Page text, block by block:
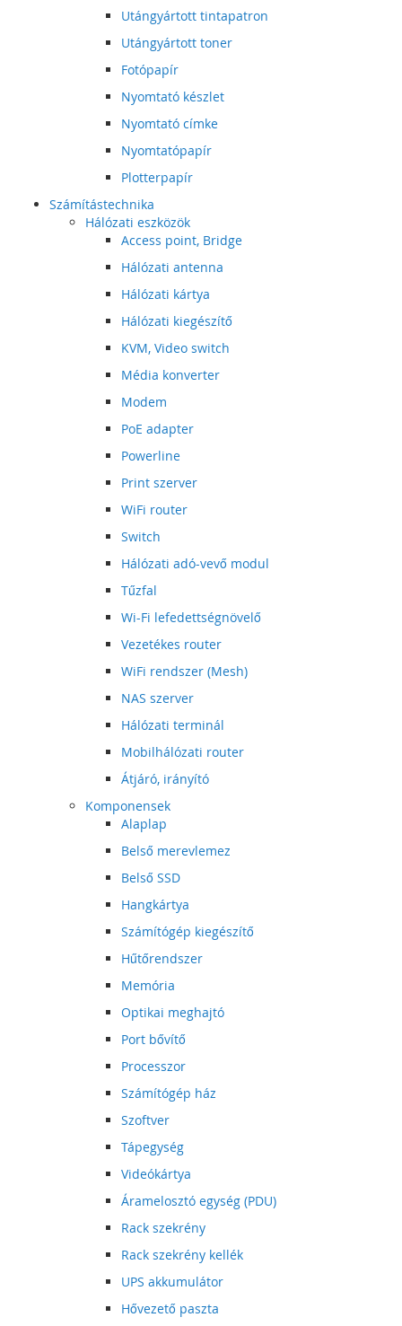
Utángyártott tintapatron
Utángyártott toner
Fotópapír
Nyomtató készlet
Nyomtató címke
Nyomtatópapír
Plotterpapír
Számítástechnika
Hálózati eszközök
Access point, Bridge
Hálózati antenna
Hálózati kártya
Hálózati kiegészítő
KVM, Video switch
Média konverter
Modem
PoE adapter
Powerline
Print szerver
WiFi router
Switch
Hálózati adó-vevő modul
Tűzfal
Wi-Fi lefedettségnövelő
Vezetékes router
WiFi rendszer (Mesh)
NAS szerver
Hálózati terminál
Mobilhálózati router
Átjáró, irányító
Komponensek
Alaplap
Belső merevlemez
Belső SSD
Hangkártya
Számítógép kiegészítő
Hűtőrendszer
Memória
Optikai meghajtó
Port bővítő
Processzor
Számítógép ház
Szoftver
Tápegység
Videókártya
Áramelosztó egység (PDU)
Rack szekrény
Rack szekrény kellék
UPS akkumulátor
Hővezető paszta